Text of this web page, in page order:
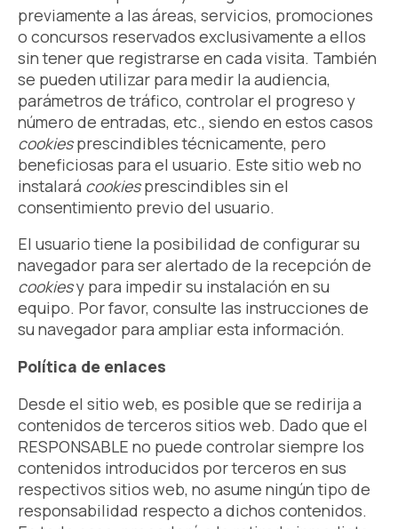
previamente a las áreas, servicios, promociones
o concursos reservados exclusivamente a ellos
sin tener que registrarse en cada visita. También
se pueden utilizar para medir la audiencia,
parámetros de tráfico, controlar el progreso y
número de entradas, etc., siendo en estos casos
cookiesprescindibles técnicamente, pero
beneficiosas para el usuario. Este sitio web no
instalará cookiesprescindibles sin el
consentimiento previo del usuario.
El usuario tiene la posibilidad de configurar su
navegador para ser alertado de la recepción de
cookiesy para impedir su instalación en su
equipo. Por favor, consulte las instrucciones de
su navegador para ampliar esta información.
Política de enlaces
Desde el sitio web, es posible que se redirija a
contenidos de terceros sitios web. Dado que el
RESPONSABLE no puede controlar siempre los
contenidos introducidos por terceros en sus
respectivos sitios web, no asume ningún tipo de
responsabilidad respecto a dichos contenidos.